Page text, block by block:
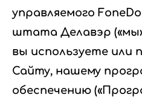
управляемого
штата Делавэр («мы»
вы используете или
Сайту, нашему
обеспечению